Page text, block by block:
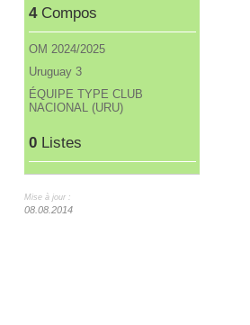
4Compos
OM 2024/2025
Uruguay 3
ÉQUIPE TYPE CLUB
NACIONAL (URU)
0Listes
Mise à jour :
08.08.2014